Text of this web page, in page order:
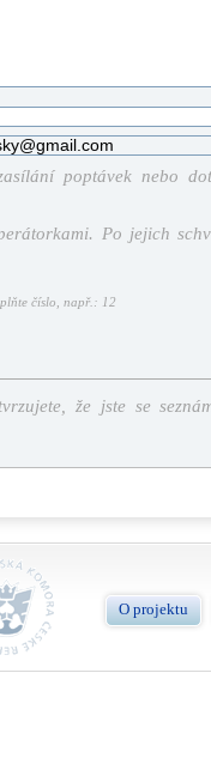
poptávek nebo
Po jejich
číslo, např.: 12
že jste se
O projektu